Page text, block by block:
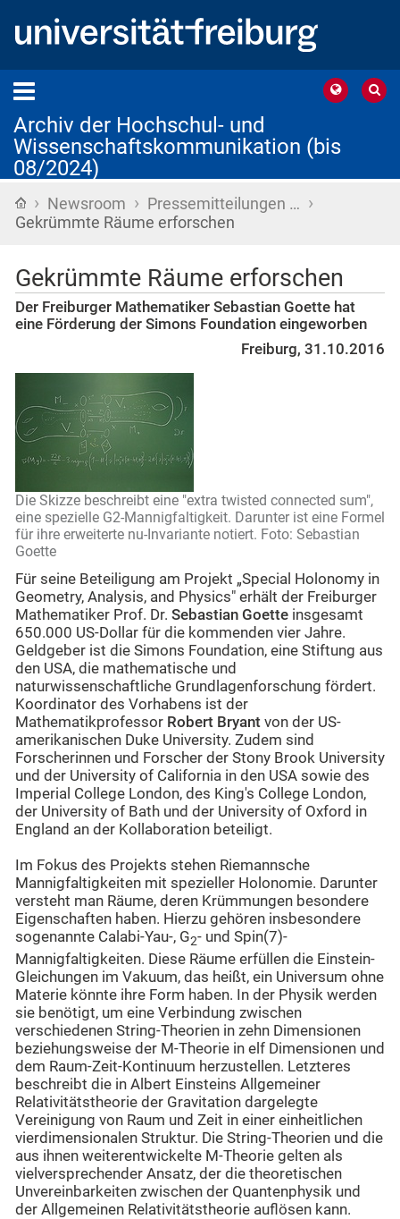
Archiv der Hochschul- und
Wissenschaftskommunikation (bis
08/2024)
Startseite
› Newsroom › Pressemitteilungen … ›
Gekrümmte Räume erforschen
Gekrümmte Räume erforschen
Der Freiburger Mathematiker Sebastian Goette hat
eine Förderung der Simons Foundation eingeworben
Freiburg, 31.10.2016
Die Skizze beschreibt eine "extra twisted connected sum",
eine spezielle G2-Mannigfaltigkeit. Darunter ist eine Formel
für ihre erweiterte nu-Invariante notiert. Foto: Sebastian
Goette
Für seine Beteiligung am Projekt „Special Holonomy in
Geometry, Analysis, and Physics" erhält der Freiburger
Mathematiker Prof. Dr. Sebastian Goette insgesamt
650.000 US-Dollar für die kommenden vier Jahre.
Geldgeber ist die Simons Foundation, eine Stiftung aus
den USA, die mathematische und
naturwissenschaftliche Grundlagenforschung fördert.
Koordinator des Vorhabens ist der
Mathematikprofessor Robert Bryant von der US-
amerikanischen Duke University. Zudem sind
Forscherinnen und Forscher der Stony Brook University
und der University of California in den USA sowie des
Imperial College London, des King's College London,
der University of Bath und der University of Oxford in
England an der Kollaboration beteiligt.
Im Fokus des Projekts stehen Riemannsche
Mannigfaltigkeiten mit spezieller Holonomie. Darunter
versteht man Räume, deren Krümmungen besondere
Eigenschaften haben. Hierzu gehören insbesondere
sogenannte Calabi-Yau-, G2- und Spin(7)-
Mannigfaltigkeiten. Diese Räume erfüllen die Einstein-
Gleichungen im Vakuum, das heißt, ein Universum ohne
Materie könnte ihre Form haben. In der Physik werden
sie benötigt, um eine Verbindung zwischen
verschiedenen String-Theorien in zehn Dimensionen
beziehungsweise der M-Theorie in elf Dimensionen und
dem Raum-Zeit-Kontinuum herzustellen. Letzteres
beschreibt die in Albert Einsteins Allgemeiner
Relativitätstheorie der Gravitation dargelegte
Vereinigung von Raum und Zeit in einer einheitlichen
vierdimensionalen Struktur. Die String-Theorien und die
aus ihnen weiterentwickelte M-Theorie gelten als
vielversprechender Ansatz, der die theoretischen
Unvereinbarkeiten zwischen der Quantenphysik und
der Allgemeinen Relativitätstheorie auflösen kann.